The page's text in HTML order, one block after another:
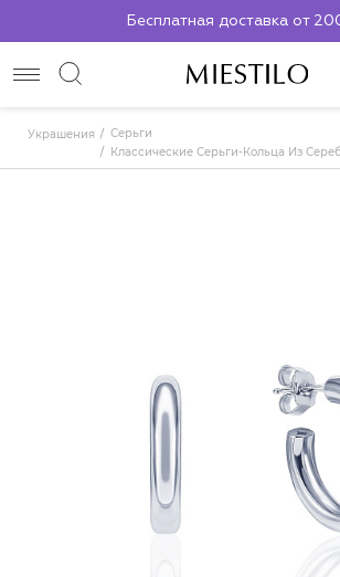
Бесплатная доставка от
По всей России до ПВЗ
Украшения
Серьги
Классические Серьги-Кольца Из